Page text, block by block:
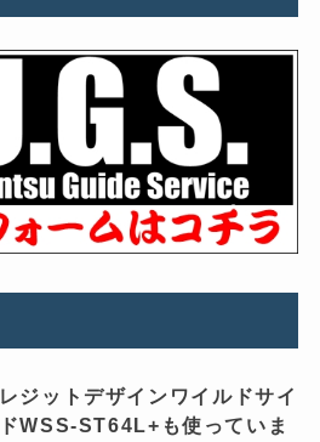
レジットデザインワイルドサイ
ドWSS-ST64L+も使っていま